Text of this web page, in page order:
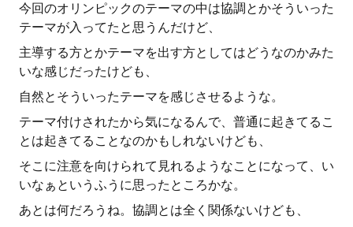
今回のオリンピックのテーマの中は協調とかそういった
テーマが入ってたと思うんだけど、
主導する方とかテーマを出す方としてはどうなのかみた
いな感じだったけども、
自然とそういったテーマを感じさせるような。
テーマ付けされたから気になるんで、普通に起きてるこ
とは起きてることなのかもしれないけども、
そこに注意を向けられて見れるようなことになって、い
いなぁというふうに思ったところかな。
あとは何だろうね。協調とは全く関係ないけども、